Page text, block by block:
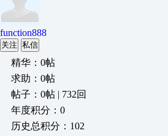
function888
关注 私信
精华：0帖
求助：0帖
帖子：0帖 | 732回
年度积分：0
历史总积分：102